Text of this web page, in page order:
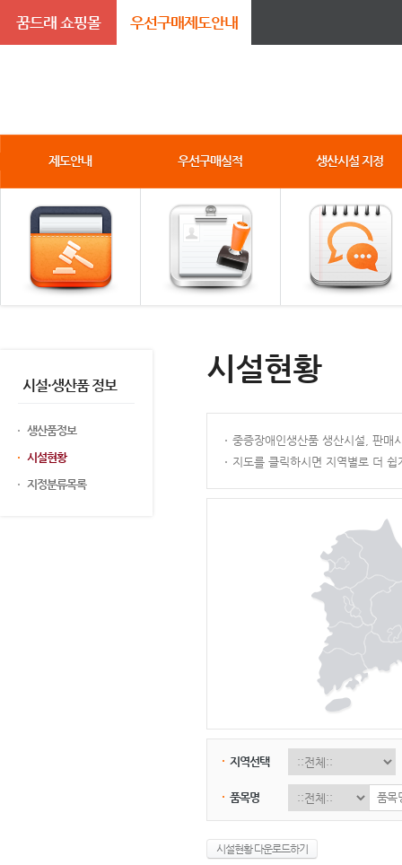
꿈드래 쇼핑몰 우선구매제도안내
제도안내 우선구매실적 생산시설 지정
시설·생산품 정보
생산품정보
시설현황
지정분류목록
시설현황
중증장애인생산품 생산시설, 판매
지도를 클릭하시면 지역별로 더
지역선택
품목명
시설현황 다운로드하기